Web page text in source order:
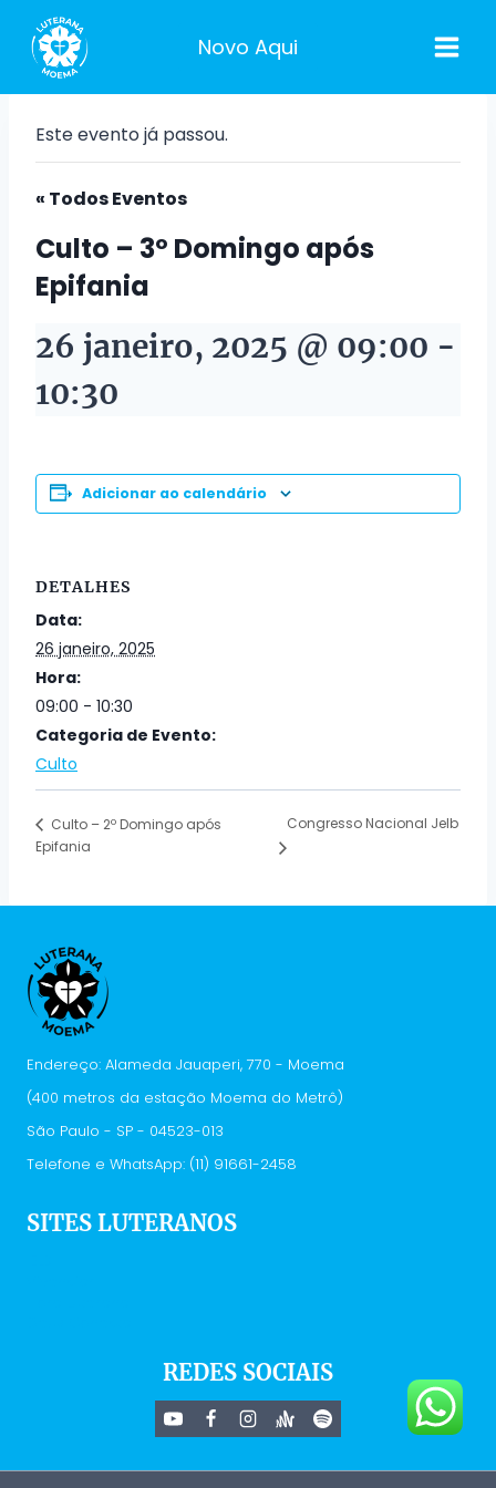
para
Conteúdo
Novo Aqui
Este evento já passou.
« Todos Eventos
Culto – 3º Domingo após
Epifania
26 janeiro, 2025 @ 09:00 -
10:30
Adicionar ao calendário
DETALHES
Data:
26 janeiro, 2025
Hora:
09:00 - 10:30
Categoria de Evento:
Culto
Culto – 2º Domingo após
Epifania
Congresso Nacional Jelb
Endereço: Alameda Jauaperi, 770 - Moema
(400 metros da estação Moema do Metrô)
São Paulo - SP - 04523-013
Telefone e WhatsApp: (11) 91661-2458
SITES LUTERANOS
REDES SOCIAIS